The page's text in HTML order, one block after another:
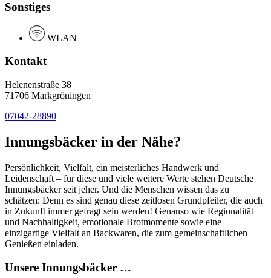
Sonstiges
WLAN
Kontakt
Helenenstraße 38
71706 Markgröningen
07042-28890
Innungsbäcker in der Nähe?
Persönlichkeit, Vielfalt, ein meisterliches Handwerk und
Leidenschaft – für diese und viele weitere Werte stehen Deutsche
Innungsbäcker seit jeher. Und die Menschen wissen das zu
schätzen: Denn es sind genau diese zeitlosen Grundpfeiler, die auch
in Zukunft immer gefragt sein werden! Genauso wie Regionalität
und Nachhaltigkeit, emotionale Brotmomente sowie eine
einzigartige Vielfalt an Backwaren, die zum gemeinschaftlichen
Genießen einladen.
Unsere Innungsbäcker …